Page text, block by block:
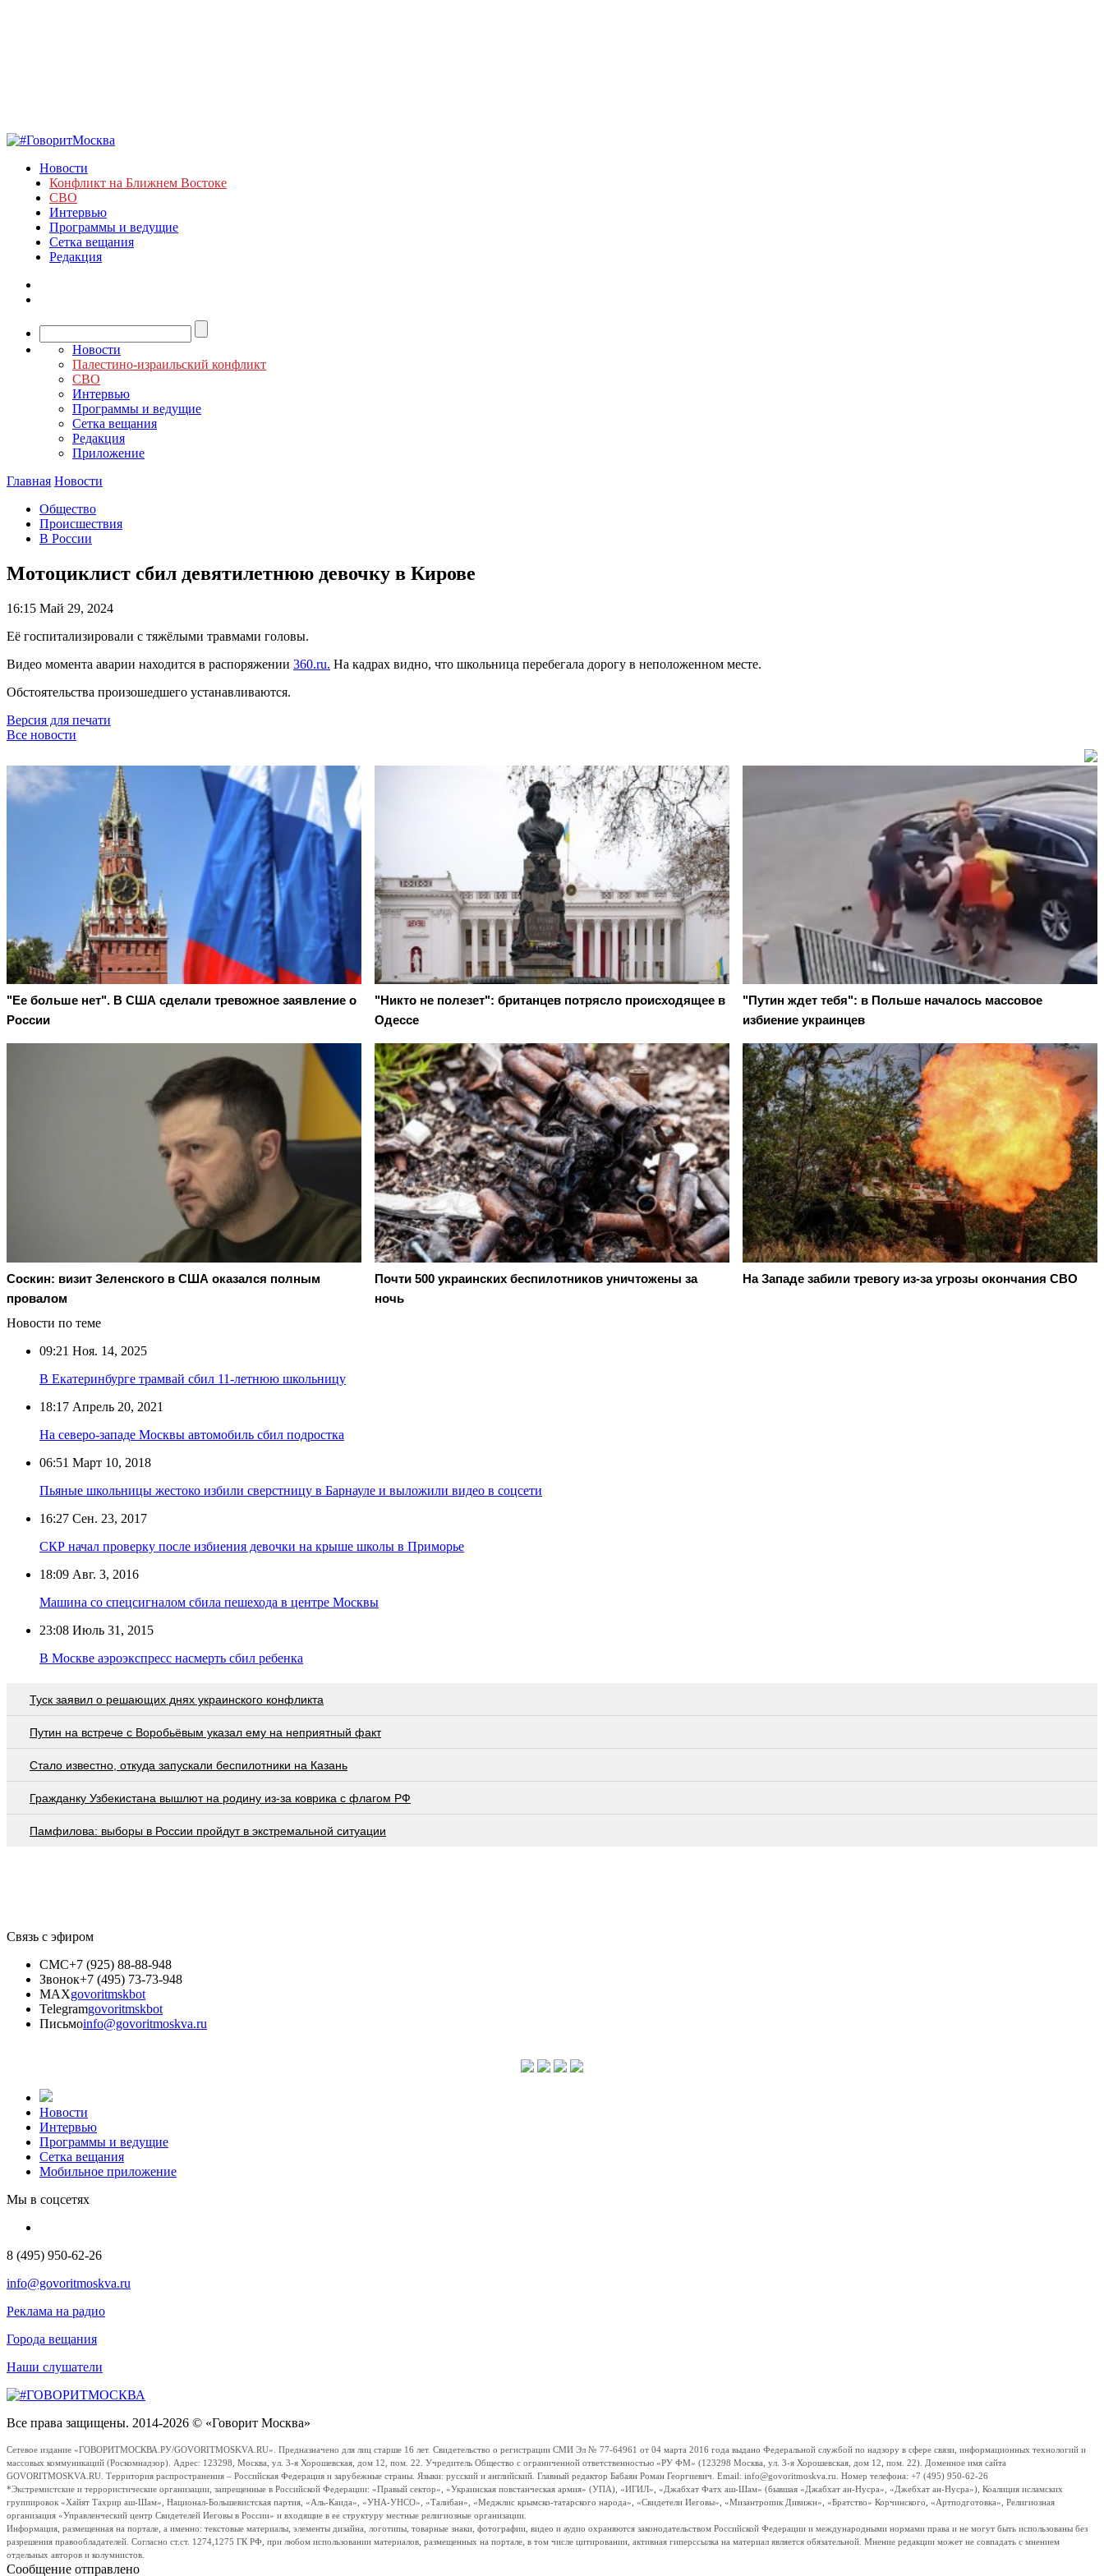
Новости
Конфликт на Ближнем Востоке
СВО
Интервью
Программы и ведущие
Сетка вещания
Редакция
Новости
Палестино-израильский конфликт
СВО
Интервью
Программы и ведущие
Сетка вещания
Редакция
Приложение
Главная Новости
Общество
Происшествия
В России
Мотоциклист сбил девятилетнюю девочку в Кирове
16:15 Май 29, 2024
Её госпитализировали с тяжёлыми травмами головы.
Видео момента аварии находится в распоряжении 360.ru. На кадрах видно, что школьница перебегала дорогу в неположенном месте.
Обстоятельства произошедшего устанавливаются.
Версия для печати
Все новости
"Ее больше нет". В США сделали тревожное заявление о
России
"Никто не полезет": британцев потрясло происходящее в
Одессе
"Путин ждет тебя": в Польше началось массовое
избиение украинцев
Соскин: визит Зеленского в США оказался полным
провалом
Почти 500 украинских беспилотников уничтожены за
ночь
На Западе забили тревогу из-за угрозы окончания СВО
Новости по теме
09:21 Ноя. 14, 2025
В Екатеринбурге трамвай сбил 11-летнюю школьницу
18:17 Апрель 20, 2021
На северо-западе Москвы автомобиль сбил подростка
06:51 Март 10, 2018
Пьяные школьницы жестоко избили сверстницу в Барнауле и выложили видео в соцсети
16:27 Сен. 23, 2017
СКР начал проверку после избиения девочки на крыше школы в Приморье
18:09 Авг. 3, 2016
Машина со спецсигналом сбила пешехода в центре Москвы
23:08 Июль 31, 2015
В Москве аэроэкспресс насмерть сбил ребенка
Туск заявил о решающих днях украинского конфликта
Путин на встрече с Воробьёвым указал ему на неприятный факт
Стало известно, откуда запускали беспилотники на Казань
Гражданку Узбекистана вышлют на родину из-за коврика с флагом РФ
Памфилова: выборы в России пройдут в экстремальной ситуации
Связь с эфиром
СМС+7 (925) 88-88-948
Звонок+7 (495) 73-73-948
MAXgovoritmskbot
Telegramgovoritmskbot
Письмоinfo@govoritmoskva.ru
Новости
Интервью
Программы и ведущие
Сетка вещания
Мобильное приложение
Мы в соцсетях
8 (495) 950-62-26
info@govoritmoskva.ru
Реклама на радио
Города вещания
Наши слушатели
Все права защищены. 2014-2026 © «Говорит Москва»
Сетевое издание «ГОВОРИТМОСКВА.РУ/GOVORITMOSKVA.RU». Предназначено для лиц старше 16 лет. Свидетельство о регистрации СМИ Эл № 77-64961 от 04 марта 2016 года выдано Федеральной службой по надзору в сфере связи, информационных технологий и
массовых коммуникаций (Роскомнадзор). Адрес: 123298, Москва, ул. 3-я Хорошевская, дом 12, пом. 22. Учредитель Общество с ограниченной ответственностью «РУ ФМ» (123298 Москва, ул. 3-я Хорошевская, дом 12, пом. 22). Доменное имя сайта
GOVORITMOSKVA.RU. Территория распространения – Российская Федерация и зарубежные страны. Языки: русский и английский. Главный редактор Бабаян Роман Георгиевич. Email: info@govoritmoskva.ru. Номер телефона: +7 (495) 950-62-26
*Экстремистские и террористические организации, запрещенные в Российской Федерации: «Правый сектор», «Украинская повстанческая армия» (УПА), «ИГИЛ», «Джабхат Фатх аш-Шам» (бывшая «Джабхат ан-Нусра», «Джебхат ан-Нусра»), Коалиция исламских
группировок «Хайят Тахрир аш-Шам», Национал-Большевистская партия, «Аль-Каида», «УНА-УНСО», «Талибан», «Меджлис крымско-татарского народа», «Свидетели Иеговы», «Мизантропик Дивижн», «Братство» Корчинского, «Артподготовка», Религиозная
организация «Управленческий центр Свидетелей Иеговы в России» и входящие в ее структуру местные религиозные организации.
Информация, размещенная на портале, а именно: текстовые материалы, элементы дизайна, логотипы, товарные знаки, фотографии, видео и аудио охраняются законодательством Российской Федерации и международными нормами права и не могут быть использованы без
разрешения правообладателей. Согласно ст.ст. 1274,1275 ГК РФ, при любом использовании материалов, размещенных на портале, в том числе цитировании, активная гиперссылка на материал является обязательной. Мнение редакции может не совпадать с мнением
отдельных авторов и колумнистов.
Сообщение отправлено